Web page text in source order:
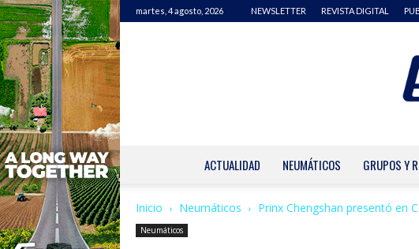
martes, 4 agosto, 2026 NEWSLETTER REVISTA DIGITAL
ACTUALIDAD NEUMÁTICOS GRUPOS Y
Inicio Neumáticos Prinx Chengshan presentó en
Neumáticos